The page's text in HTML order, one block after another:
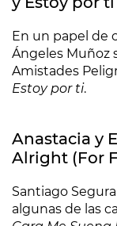
En un papel de
Ángeles Muñoz
Amistades
Estoy por ti.
Anastacia y
Alright (For
Santiago
algunas de las